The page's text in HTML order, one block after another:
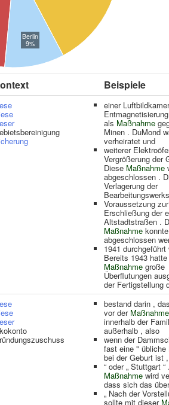
Berlin
9%
Beispiele
einer
als Maßnahme
Minen . DuMond
verheiratet und
weiterer
Vergrößerung der
Diese Maßnahme
abgeschlossen .
Verlagerung der
Voraussetzung zur
Erschließung der
Altstadtstraßen .
Maßnahme
abgeschlossen
1941 durchgeführt
Bereits 1943
Maßnahme große
Überflutungen
der Fertigstellung
bestand darin ,
vor der Maßnahme
innerhalb der
außerhalb , also
wenn der
fast eine " übliche
bei der Geburt ist
“ oder „ Stuttgart
Maßnahme wird
dass sich das
„ Nach der
sollte mit dieser